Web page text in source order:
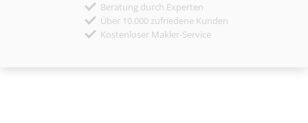
Beratung durch Experten
Über 10.000 zufriedene Kunden
Kostenloser Makler-Service